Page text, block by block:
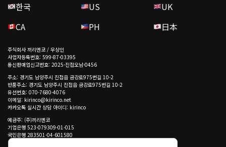
한국 US
UK
CA
PH 日本
주식회사 끼리엔코 / 우상인
사업자등록번호: 599-87-03395
통신판매업신고번호: 2025-진접오남-0456
주소: 경기도 남양주시 진접읍 금강로975번길 10-2
반품주소: 경기도 남양주시 진접읍 금강로975번길 10-2
유선번호: 070-7680-4076
이메일: kirinco@kirinco.net
카카오톡 실시간 상담 아이디: kirinco
예금주: (주)끼리엔코
기업은행 523-079309-01-015
국민은행 283501-04-601580